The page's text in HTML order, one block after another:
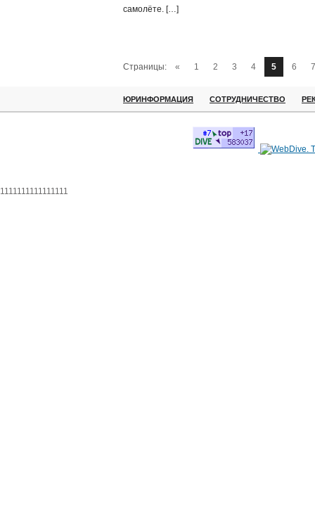
самолёте. […]
Страницы: « 1 2 3 4 5 6 7
ЮРИНФОРМАЦИЯ СОТРУДНИЧЕСТВО
1111111111111111